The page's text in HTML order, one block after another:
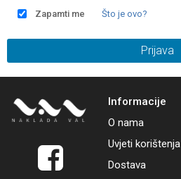
Zapamti me Što je ovo?
Prijava
Informacije
O nama
Uvjeti korištenja
Dostava